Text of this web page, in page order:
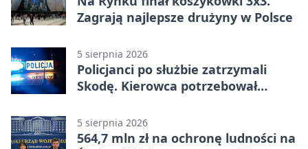
Zagrają najlepsze drużyny w Polsce
5 sierpnia 2026
Policjanci po służbie zatrzymali
Skodę. Kierowca potrzebował
5 sierpnia 2026
564,7 mln zł na ochronę ludności na